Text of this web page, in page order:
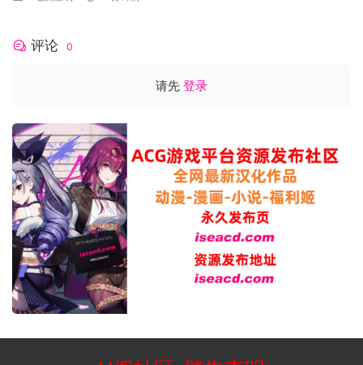
事件，有些可以增强你的属性，有些则可以提升符文等级，但
是如果你要激活它们，可得抓紧脚步，时间一到，它们就会失
去踪迹。
营地建设
无论是胜利还是失败，你都可以从战斗中获得游戏中最宝贵的
资源：金币。有了金币，你就可以升级并扩展你的营地、解锁
并购买卷轴，这将为你的战斗带来极大好处
未来与展望
未来还将继续推出更多风格迥异的角色，以及更多更多拥有个
性的怪物，敬请期待！
评论 0
请先 登录